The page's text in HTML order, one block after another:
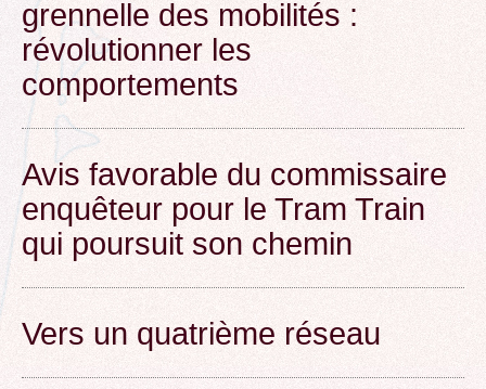
grennelle des mobilités :
révolutionner les
comportements
Avis favorable du commissaire
enquêteur pour le Tram Train
qui poursuit son chemin
Vers un quatrième réseau